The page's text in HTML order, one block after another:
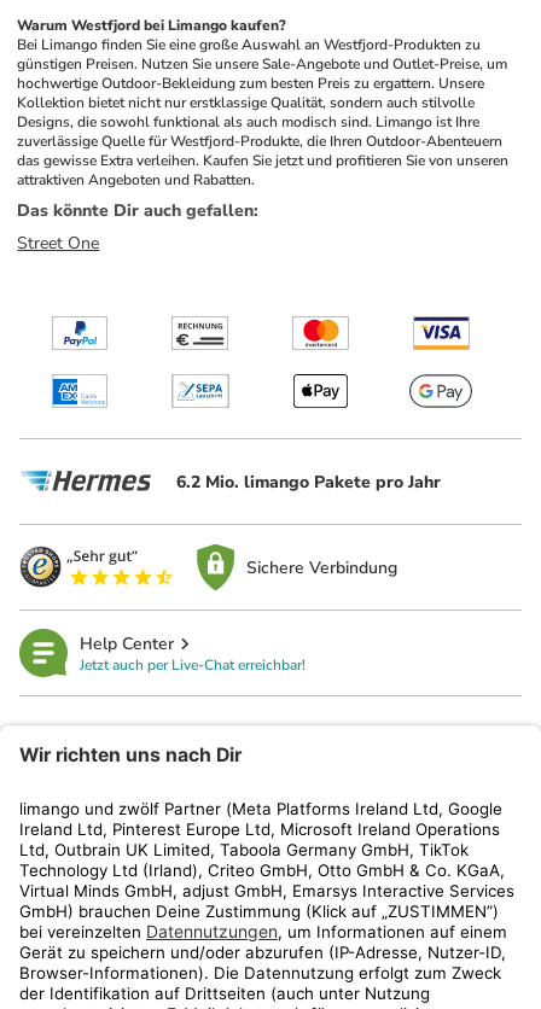
Warum Westfjord bei Limango kaufen?
Bei Limango finden Sie eine große Auswahl an Westfjord-Produkten zu
günstigen Preisen. Nutzen Sie unsere Sale-Angebote und Outlet-Preise, um
hochwertige Outdoor-Bekleidung zum besten Preis zu ergattern. Unsere
Kollektion bietet nicht nur erstklassige Qualität, sondern auch stilvolle
Designs, die sowohl funktional als auch modisch sind. Limango ist Ihre
zuverlässige Quelle für Westfjord-Produkte, die Ihren Outdoor-Abenteuern
das gewisse Extra verleihen. Kaufen Sie jetzt und profitieren Sie von unseren
attraktiven Angeboten und Rabatten.
Das könnte Dir auch gefallen:
Street One
6.2 Mio. limango Pakete pro Jahr
Sichere Verbindung
Help Center
Jetzt auch per Live-Chat erreichbar!
Kundenservice
Shop
Aktionen
Travel